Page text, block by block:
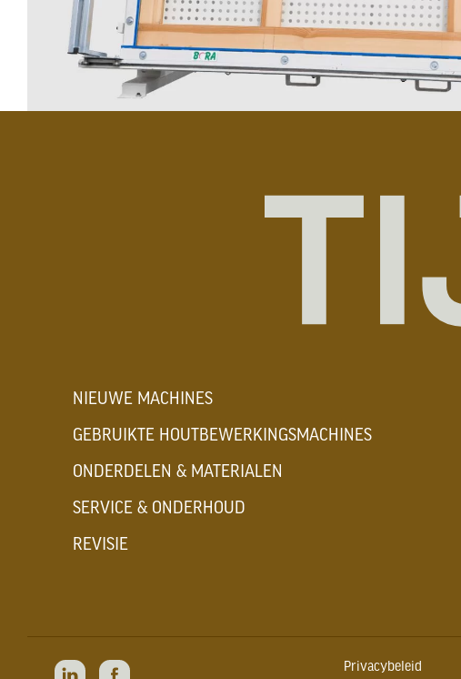
NIEUWE MACHINES
GEBRUIKTE HOUTBEWERKINGSMACHINES
ONDERDELEN & MATERIALEN
SERVICE & ONDERHOUD
REVISIE
Privacybeleid